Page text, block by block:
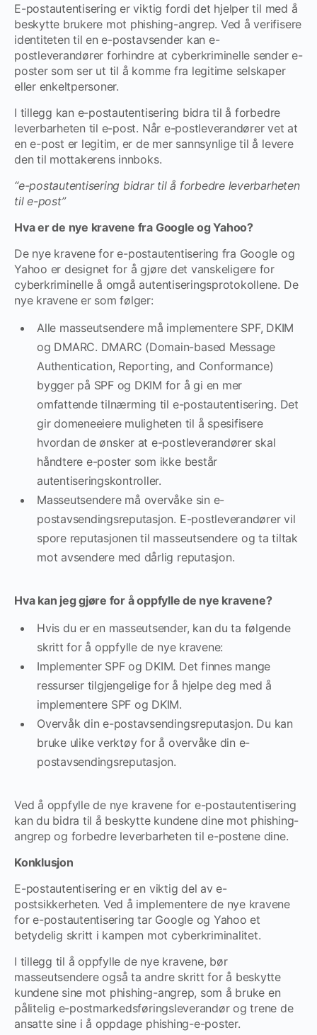
E-postautentisering er viktig fordi det hjelper til med å
beskytte brukere mot phishing-angrep. Ved å verifisere
identiteten til en e-postavsender kan e-
postleverandører forhindre at cyberkriminelle sender e-
poster som ser ut til å komme fra legitime selskaper
eller enkeltpersoner.
I tillegg kan e-postautentisering bidra til å forbedre
leverbarheten til e-post. Når e-postleverandører vet at
en e-post er legitim, er de mer sannsynlige til å levere
den til mottakerens innboks.
“e-postautentisering bidrar til å forbedre leverbarheten
til e-post”
Hva er de nye kravene fra Google og Yahoo?
De nye kravene for e-postautentisering fra Google og
Yahoo er designet for å gjøre det vanskeligere for
cyberkriminelle å omgå autentiseringsprotokollene. De
nye kravene er som følger:
Alle masseutsendere må implementere SPF, DKIM
og DMARC. DMARC (Domain-based Message
Authentication, Reporting, and Conformance)
bygger på SPF og DKIM for å gi en mer
omfattende tilnærming til e-postautentisering. Det
gir domeneeiere muligheten til å spesifisere
hvordan de ønsker at e-postleverandører skal
håndtere e-poster som ikke består
autentiseringskontroller.
Masseutsendere må overvåke sin e-
postavsendingsreputasjon. E-postleverandører vil
spore reputasjonen til masseutsendere og ta tiltak
mot avsendere med dårlig reputasjon.
Hva kan jeg gjøre for å oppfylle de nye kravene?
Hvis du er en masseutsender, kan du ta følgende
skritt for å oppfylle de nye kravene:
Implementer SPF og DKIM. Det finnes mange
ressurser tilgjengelige for å hjelpe deg med å
implementere SPF og DKIM.
Overvåk din e-postavsendingsreputasjon. Du kan
bruke ulike verktøy for å overvåke din e-
postavsendingsreputasjon.
Ved å oppfylle de nye kravene for e-postautentisering
kan du bidra til å beskytte kundene dine mot phishing-
angrep og forbedre leverbarheten til e-postene dine.
Konklusjon
E-postautentisering er en viktig del av e-
postsikkerheten. Ved å implementere de nye kravene
for e-postautentisering tar Google og Yahoo et
betydelig skritt i kampen mot cyberkriminalitet.
I tillegg til å oppfylle de nye kravene, bør
masseutsendere også ta andre skritt for å beskytte
kundene sine mot phishing-angrep, som å bruke en
pålitelig e-postmarkedsføringsleverandør og trene de
ansatte sine i å oppdage phishing-e-poster.